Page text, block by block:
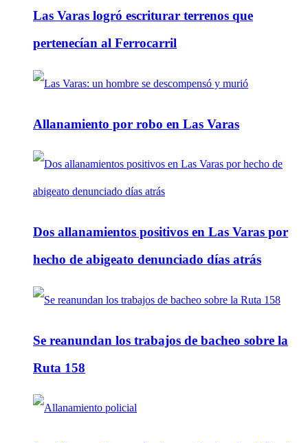
Las Varas logró escriturar terrenos que
pertenecían al Ferrocarril
Allanamiento por robo en Las Varas
Dos allanamientos positivos en Las Varas por
hecho de abigeato denunciado días atrás
Se reanundan los trabajos de bacheo sobre la
Ruta 158